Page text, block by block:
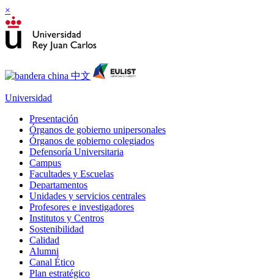
×
Universidad
Presentación
Órganos de gobierno unipersonales
Órganos de gobierno colegiados
Defensoría Universitaria
Campus
Facultades y Escuelas
Departamentos
Unidades y servicios centrales
Profesores e investigadores
Institutos y Centros
Sostenibilidad
Calidad
Alumni
Canal Ético
Plan estratégico